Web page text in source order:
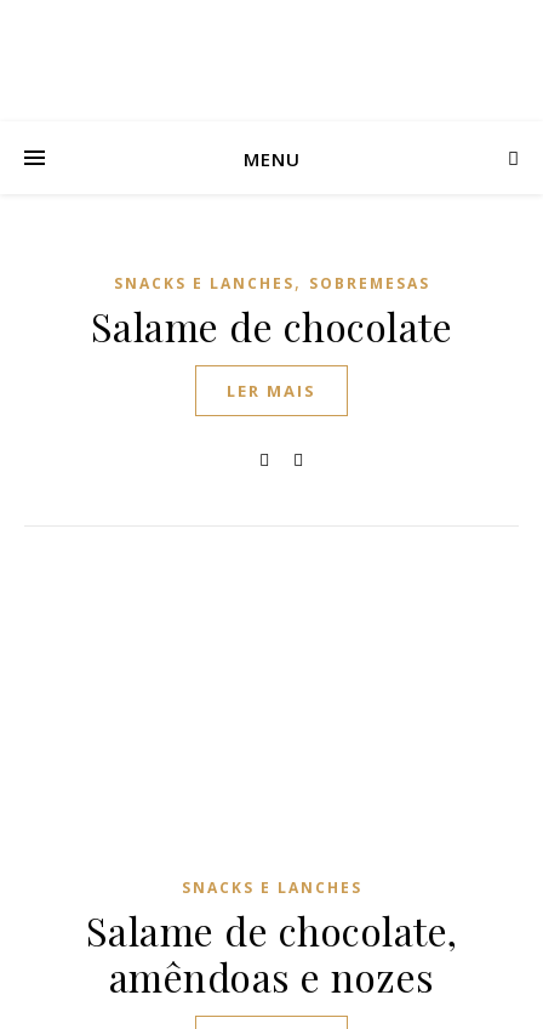
MENU
SNACKS E LANCHES, SOBREMESAS
Salame de chocolate
LER MAIS
SNACKS E LANCHES
Salame de chocolate,
amêndoas e nozes